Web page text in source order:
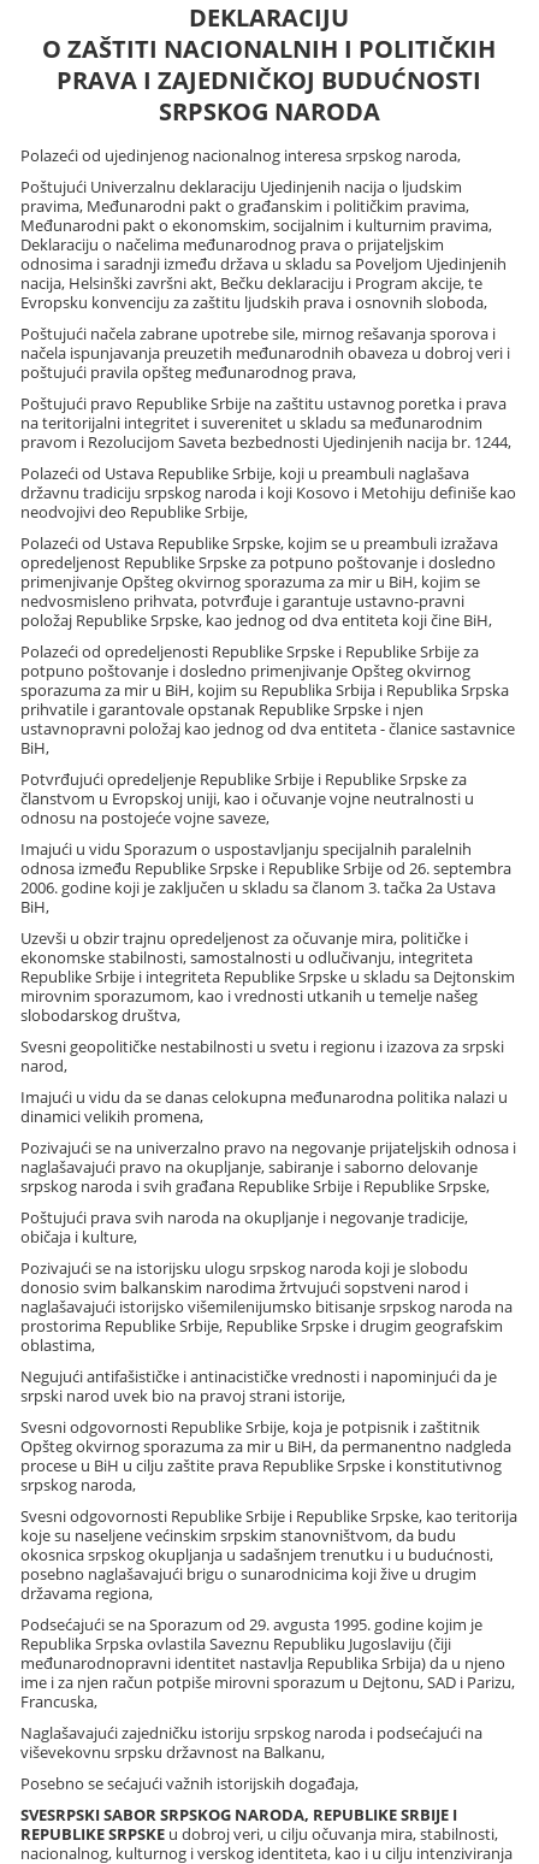
DEKLARACIJU
O ZAŠTITI NACIONALNIH I POLITIČKIH
PRAVA I ZAJEDNIČKOJ BUDUĆNOSTI
SRPSKOG NARODA
Polazeći od ujedinjenog nacionalnog interesa srpskog naroda,
Poštujući Univerzalnu deklaraciju Ujedinjenih nacija o ljudskim
pravima, Međunarodni pakt o građanskim i političkim pravima,
Međunarodni pakt o ekonomskim, socijalnim i kulturnim pravima,
Deklaraciju o načelima međunarodnog prava o prijateljskim
odnosima i saradnji između država u skladu sa Poveljom Ujedinjenih
nacija, Helsinški završni akt, Bečku deklaraciju i Program akcije, te
Evropsku konvenciju za zaštitu ljudskih prava i osnovnih sloboda,
Poštujući načela zabrane upotrebe sile, mirnog rešavanja sporova i
načela ispunjavanja preuzetih međunarodnih obaveza u dobroj veri i
poštujući pravila opšteg međunarodnog prava,
Poštujući pravo Republike Srbije na zaštitu ustavnog poretka i prava
na teritorijalni integritet i suverenitet u skladu sa međunarodnim
pravom i Rezolucijom Saveta bezbednosti Ujedinjenih nacija br. 1244,
Polazeći od Ustava Republike Srbije, koji u preambuli naglašava
državnu tradiciju srpskog naroda i koji Kosovo i Metohiju definiše kao
neodvojivi deo Republike Srbije,
Polazeći od Ustava Republike Srpske, kojim se u preambuli izražava
opredeljenost Republike Srpske za potpuno poštovanje i dosledno
primenjivanje Opšteg okvirnog sporazuma za mir u BiH, kojim se
nedvosmisleno prihvata, potvrđuje i garantuje ustavno-pravni
položaj Republike Srpske, kao jednog od dva entiteta koji čine BiH,
Polazeći od opredeljenosti Republike Srpske i Republike Srbije za
potpuno poštovanje i dosledno primenjivanje Opšteg okvirnog
sporazuma za mir u BiH, kojim su Republika Srbija i Republika Srpska
prihvatile i garantovale opstanak Republike Srpske i njen
ustavnopravni položaj kao jednog od dva entiteta - članice sastavnice
BiH,
Potvrđujući opredeljenje Republike Srbije i Republike Srpske za
članstvom u Evropskoj uniji, kao i očuvanje vojne neutralnosti u
odnosu na postojeće vojne saveze,
Imajući u vidu Sporazum o uspostavljanju specijalnih paralelnih
odnosa između Republike Srpske i Republike Srbije od 26. septembra
2006. godine koji je zaključen u skladu sa članom 3. tačka 2a Ustava
BiH,
Uzevši u obzir trajnu opredeljenost za očuvanje mira, političke i
ekonomske stabilnosti, samostalnosti u odlučivanju, integriteta
Republike Srbije i integriteta Republike Srpske u skladu sa Dejtonskim
mirovnim sporazumom, kao i vrednosti utkanih u temelje našeg
slobodarskog društva,
Svesni geopolitičke nestabilnosti u svetu i regionu i izazova za srpski
narod,
Imajući u vidu da se danas celokupna međunarodna politika nalazi u
dinamici velikih promena,
Pozivajući se na univerzalno pravo na negovanje prijateljskih odnosa i
naglašavajući pravo na okupljanje, sabiranje i saborno delovanje
srpskog naroda i svih građana Republike Srbije i Republike Srpske,
Poštujući prava svih naroda na okupljanje i negovanje tradicije,
običaja i kulture,
Pozivajući se na istorijsku ulogu srpskog naroda koji je slobodu
donosio svim balkanskim narodima žrtvujući sopstveni narod i
naglašavajući istorijsko višemilenijumsko bitisanje srpskog naroda na
prostorima Republike Srbije, Republike Srpske i drugim geografskim
oblastima,
Negujući antifašističke i antinacističke vrednosti i napominjući da je
srpski narod uvek bio na pravoj strani istorije,
Svesni odgovornosti Republike Srbije, koja je potpisnik i zaštitnik
Opšteg okvirnog sporazuma za mir u BiH, da permanentno nadgleda
procese u BiH u cilju zaštite prava Republike Srpske i konstitutivnog
srpskog naroda,
Svesni odgovornosti Republike Srbije i Republike Srpske, kao teritorija
koje su naseljene većinskim srpskim stanovništvom, da budu
okosnica srpskog okupljanja u sadašnjem trenutku i u budućnosti,
posebno naglašavajući brigu o sunarodnicima koji žive u drugim
državama regiona,
Podsećajući se na Sporazum od 29. avgusta 1995. godine kojim je
Republika Srpska ovlastila Saveznu Republiku Jugoslaviju (čiji
međunarodnopravni identitet nastavlja Republika Srbija) da u njeno
ime i za njen račun potpiše mirovni sporazum u Dejtonu, SAD i Parizu,
Francuska,
Naglašavajući zajedničku istoriju srpskog naroda i podsećajući na
viševekovnu srpsku državnost na Balkanu,
Posebno se sećajući važnih istorijskih događaja,
SVESRPSKI SABOR SRPSKOG NARODA, REPUBLIKE SRBIJE I
REPUBLIKE SRPSKE u dobroj veri, u cilju očuvanja mira, stabilnosti,
nacionalnog, kulturnog i verskog identiteta, kao i u cilju intenziviranja